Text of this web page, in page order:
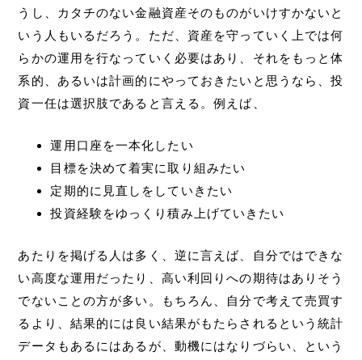
うし、カタチのない金融資産そのものがいけすかないと
いう人もいるだろう。ただ、資産を守っていく上では何
らかの運用を行なっていく必要はあり、それをもっと体
系的、あるいは計画的にやっておきたいと思うなら、投
資一任は選択肢であると言える。例えば、
運用口座を一本化したい
目標を決めて着実に取り組みたい
定期的に見直しをしていきたい
投資経験をゆっくり積み上げていきたい
あたりを掲げる人は多く、逆に言えば、自分ではできな
い高度な運用だったり、高い利回りへの期待はありそう
でないことの方が多い。もちろん、自分で考えて売買す
るより、結果的には良い結果がもたらされるという統計
データもあるにはあるが、動機にはなりづらい、という